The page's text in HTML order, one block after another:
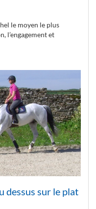
le moyen le plus
l’engagement et
dessus sur le plat